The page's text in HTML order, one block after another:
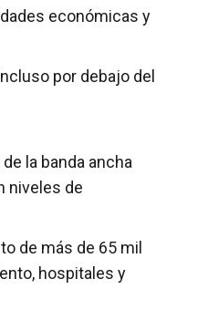
económicas y
por debajo del
la banda ancha
niveles de
de más de 65 mil
hospitales y